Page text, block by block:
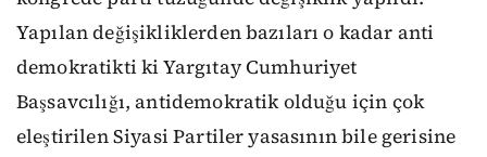
Yapılan değişikliklerden bazıları o kadar anti
demokratikti ki Yargıtay Cumhuriyet
Başsavcılığı, antidemokratik olduğu için çok
eleştirilen Siyasi Partiler yasasının bile gerisine